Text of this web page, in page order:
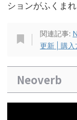
ションがふくまれ
関連記事:
更新 | 購入
Neoverb